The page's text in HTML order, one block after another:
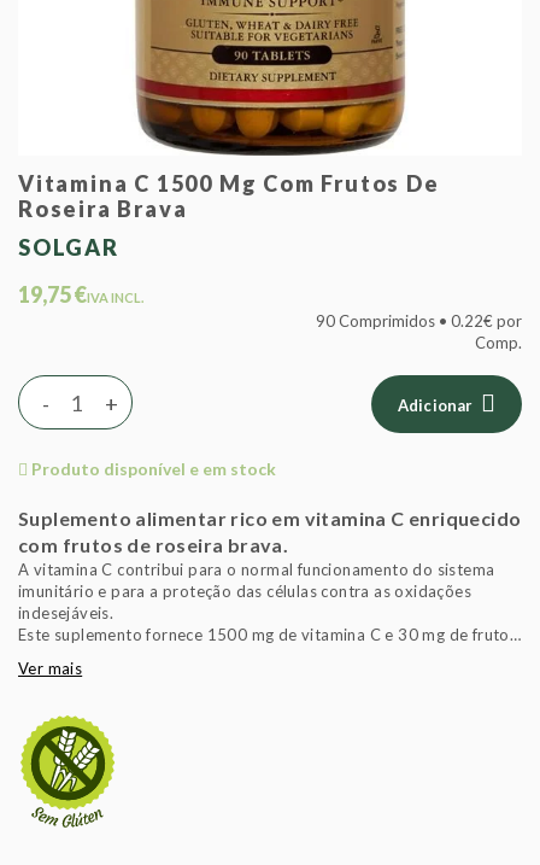
Vitamina C 1500 Mg Com Frutos De
Roseira Brava
SOLGAR
19,75 €IVA INCL.
90 Comprimidos • 0.22€ por
Comp.
+
- Adicionar
Produto disponível e em stock
Suplemento alimentar rico em vitamina C enriquecido
com frutos de roseira brava.
A vitamina C contribui para o normal funcionamento do sistema
imunitário e para a proteção das células contra as oxidações
indesejáveis.
Este suplemento fornece 1500 mg de vitamina C e 30 mg de frutos
É isento de açúcar, sal, amido, levedura, trigo, soja, glúten e
aromatizantes nem corantes artificiais. Adequado para vegans.
Ver mais